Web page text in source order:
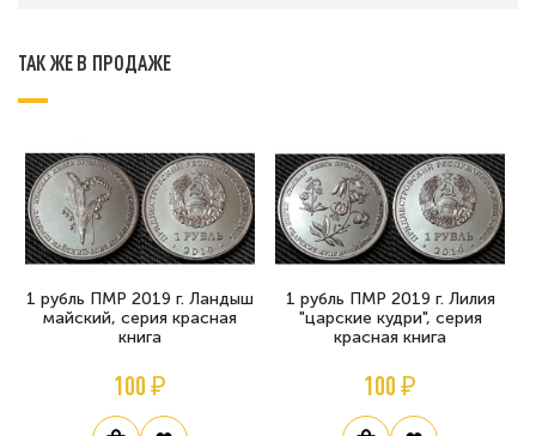
ТАК ЖЕ В ПРОДАЖЕ
1 рубль ПМР 2019 г. Ландыш
майский, серия красная
книга
100 ₽
1 рубль ПМР 2019 г. Лилия
"царские кудри", серия
красная книга
100 ₽